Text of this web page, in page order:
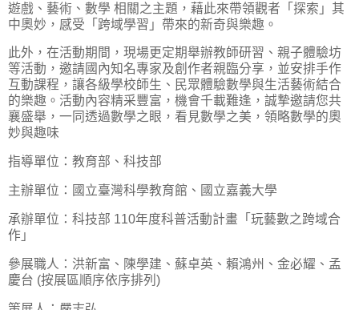
遊戲、藝術、數學 相關之主題，藉此來帶領觀者「探索」其
中奧妙，感受「跨域學習」帶來的新奇與樂趣。
此外，在活動期間，現場更定期舉辦教師研習、親子體驗坊
等活動，邀請國內知名專家及創作者親臨分享，並安排手作
互動課程，讓各級學校師生、民眾體驗數學與生活藝術結合
的樂趣。活動內容精采豐富，機會千載難逢，誠摯邀請您共
襄盛舉，一同透過數學之眼，看見數學之美，領略數學的奧
妙與趣味
指導單位：教育部、科技部
主辦單位：國立臺灣科學教育館、國立嘉義大學
承辦單位：科技部 110年度科普活動計畫「玩藝數之跨域合
作」
參展職人：洪新富、陳學建、蘇卓英、賴鴻州、金必耀、孟
慶台 (按展區順序依序排列)